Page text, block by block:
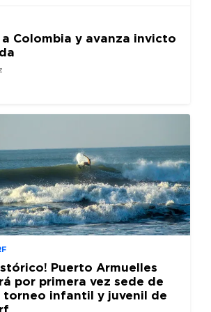
a Colombia y avanza invicto
Puerto Armuelles
por primera vez sede de
torneo infantil y juvenil de